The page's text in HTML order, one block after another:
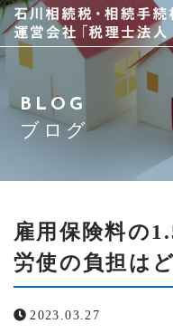
当事務所について
スタッフ紹介
アクセス
よくある質問
ブログ
BLOG
ブログ
雇用保険料の
労使の負担は
2023.03.27